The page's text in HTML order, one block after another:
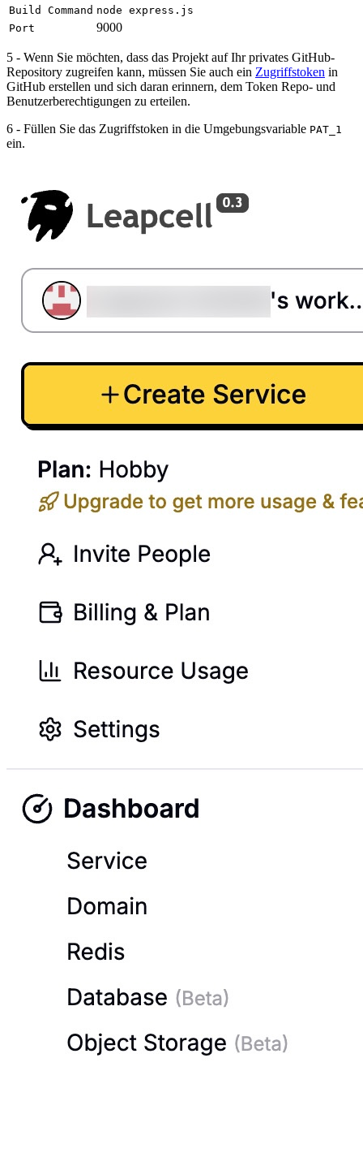
Build Command node express.js
Port
9000
5 - Wenn Sie möchten, dass das Projekt auf Ihr privates GitHub-
Repository zugreifen kann, müssen Sie auch ein Zugriffstoken in
GitHub erstellen und sich daran erinnern, dem Token Repo- und
Benutzerberechtigungen zu erteilen.
6 - Füllen Sie das Zugriffstoken in die Umgebungsvariable PAT_1
ein.